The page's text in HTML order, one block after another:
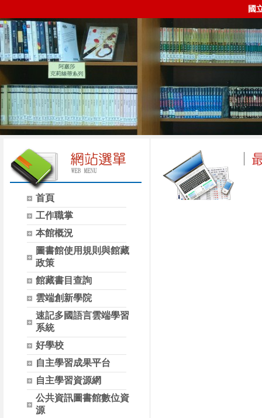
國
首頁
工作職掌
本館概況
圖書館使用規則與館藏
政策
館藏書目查詢
雲端創新學院
速記多國語言雲端學習
系統
好學校
自主學習成果平台
自主學習資源網
公共資訊圖書館數位資
源